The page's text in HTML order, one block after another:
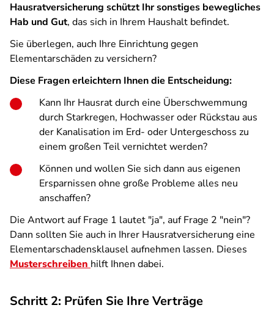
Hausratversicherung schützt Ihr sonstiges bewegliches
Hab und Gut, das sich in Ihrem Haushalt befindet.
Sie überlegen, auch Ihre Einrichtung gegen
Elementarschäden zu versichern?
Diese Fragen erleichtern Ihnen die Entscheidung:
Kann Ihr Hausrat durch eine Überschwemmung
durch Starkregen, Hochwasser oder Rückstau aus
der Kanalisation im Erd- oder Untergeschoss zu
einem großen Teil vernichtet werden?
Können und wollen Sie sich dann aus eigenen
Ersparnissen ohne große Probleme alles neu
anschaffen?
Die Antwort auf Frage 1 lautet "ja", auf Frage 2 "nein"?
Dann sollten Sie auch in Ihrer Hausratversicherung eine
Elementarschadensklausel aufnehmen lassen. Dieses
Musterschreiben hilft Ihnen dabei.
Schritt 2: Prüfen Sie Ihre Verträge